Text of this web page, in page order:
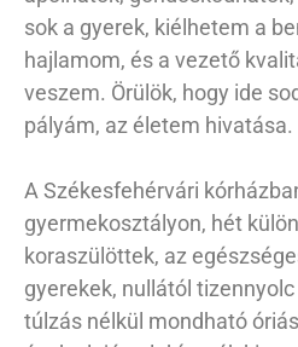
sok a gyerek, kiélhetem a
hajlamom, és a vezető
veszem. Örülök, hogy ide
pályám, az életem hivatása.
A Székesfehérvári
gyermekosztályon, hét
koraszülöttek, az
gyerekek, nullától
túlzás nélkül mondható